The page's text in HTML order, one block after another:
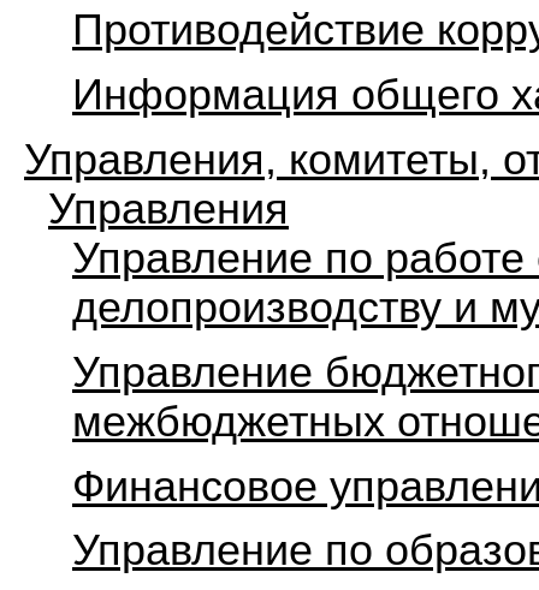
Противодействие
Информация общего
Управления, комитеты,
Управления
Управление по
делопроизводству и
Управление
межбюджетных
Финансовое
Управление по